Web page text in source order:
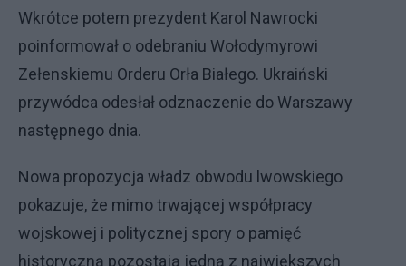
Wkrótce potem prezydent Karol Nawrocki
poinformował o odebraniu Wołodymyrowi
Zełenskiemu Orderu Orła Białego. Ukraiński
przywódca odesłał odznaczenie do Warszawy
następnego dnia.
Nowa propozycja władz obwodu lwowskiego
pokazuje, że mimo trwającej współpracy
wojskowej i politycznej spory o pamięć
historyczną pozostają jedną z największych